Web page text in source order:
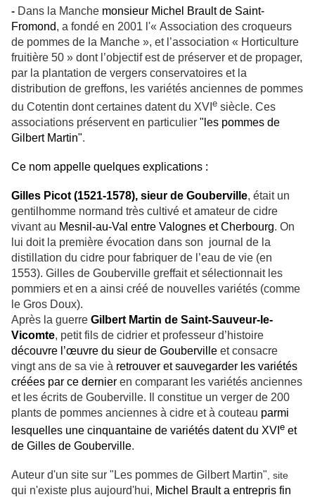
- Dans la Manche monsieur Michel Brault de Saint-
Fromond, a fondé en 2001 l'« Association des croqueurs
de pommes de la Manche », et l’association « Horticulture
fruitière 50 » dont l’objectif est de préserver et de propager,
par la plantation de vergers conservatoires et la
distribution de greffons, les variétés anciennes de pommes
du Cotentin dont certaines datent du XVI e siècle. Ces
associations préservent en particulier "les pommes de
Gilbert Martin".
Ce nom appelle quelques explications :
Gilles Picot (1521-1578), sieur de Gouberville, était un
gentilhomme normand très cultivé et amateur de cidre
vivant au Mesnil-au-Val entre Valognes et Cherbourg. On
lui doit la première évocation dans son journal de la
distillation du cidre pour fabriquer de l’eau de vie (en
1553). Gilles de Gouberville greffait et sélectionnait les
pommiers et en a ainsi créé de nouvelles variétés (comme
le Gros Doux).
Après la guerre Gilbert Martin de Saint-Sauveur-le-
Vicomte, petit fils de cidrier et professeur d’histoire
découvre l’œuvre du sieur de Gouberville et consacre
vingt ans de sa vie à retrouver et sauvegarder les variétés
créées par ce dernier en comparant les variétés anciennes
et les écrits de Gouberville. Il constitue un verger de 200
plants de pommes anciennes à cidre et à couteau parmi
lesquelles une cinquantaine de variétés datent du XVI e et
de Gilles de Gouberville.
Auteur d'un site sur "Les pommes de Gilbert Martin" , site
qui n'existe plus aujourd'hui, Michel Brault a entrepris fin